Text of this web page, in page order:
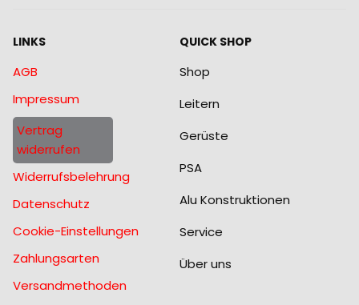
LINKS
AGB
Impressum
Vertrag
widerrufen
Widerrufsbelehrung
Datenschutz
Cookie-Einstellungen
Zahlungsarten
Versandmethoden
QUICK SHOP
Shop
Leitern
Gerüste
PSA
Alu Konstruktionen
Service
Über uns